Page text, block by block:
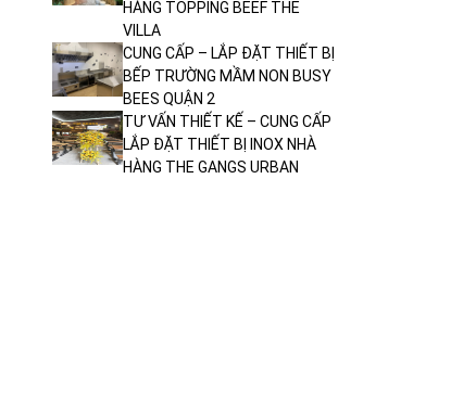
HÀNG TOPPING BEEF THE
VILLA
CUNG CẤP – LẮP ĐẶT THIẾT BỊ
BẾP TRƯỜNG MẦM NON BUSY
BEES QUẬN 2
TƯ VẤN THIẾT KẾ – CUNG CẤP
LẮP ĐẶT THIẾT BỊ INOX NHÀ
HÀNG THE GANGS URBAN